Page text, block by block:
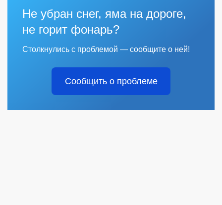
Не убран снег, яма на дороге,
не горит фонарь?
Столкнулись с проблемой — сообщите о ней!
Сообщить о проблеме